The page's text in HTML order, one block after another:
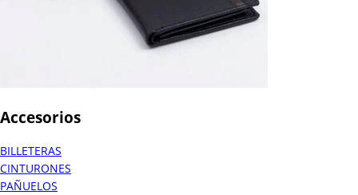
Accesorios
BILLETERAS
CINTURONES
PAÑUELOS